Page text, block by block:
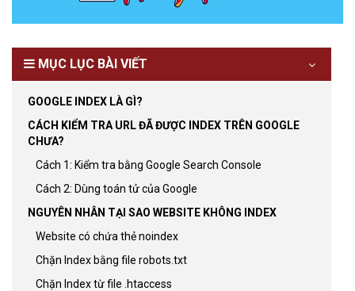
MỤC LỤC BÀI VIẾT
GOOGLE INDEX LÀ GÌ?
CÁCH KIỂM TRA URL ĐÃ ĐƯỢC INDEX TRÊN GOOGLE
CHƯA?
Cách 1: Kiểm tra bằng Google Search Console
Cách 2: Dùng toán tử của Google
NGUYÊN NHÂN TẠI SAO WEBSITE KHÔNG INDEX
Website có chứa thẻ noindex
Chặn Index bằng file robots.txt
Chặn Index từ file .htaccess